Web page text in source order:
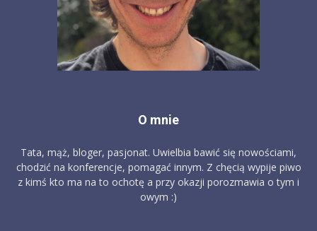
O mnie
Tata, mąż, bloger, pasjonat. Uwielbia bawić się nowościami,
chodzić na konferencje, pomagać innym. Z chęcią wypije piwo
z kimś kto ma na to ochotę a przy okazji porozmawia o tym i
owym :)